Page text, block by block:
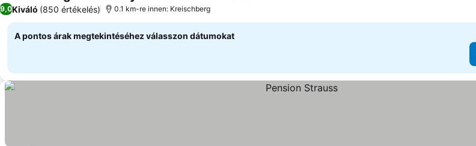
9,0Kiváló (850 értékelés) 0.1 km-re innen: Kreischberg
A pontos árak megtekintéséhez válasszon dátumokat